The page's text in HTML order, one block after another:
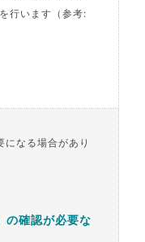
行います（参考:
なる場合があり
確認が必要な